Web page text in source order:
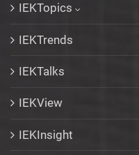
IEKTopics
IEKTrends
IEKTalks
IEKView
IEKInsight